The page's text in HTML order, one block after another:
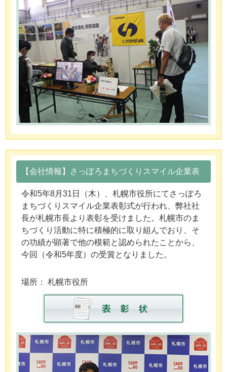
【会社情報】さっぽろまちづくりスマイル企業表
令和5年8月31日（木）、札幌市役所にてさっぽろ
まちづくりスマイル企業表彰式が行われ、弊社社
長が札幌市長より表彰を受けました。札幌市のま
ちづくり活動に特に積極的に取り組んでおり、そ
の功績が顕著で他の模範と認められたことから、
今回（令和5年度）の受賞となりました。
場所： 札幌市役所